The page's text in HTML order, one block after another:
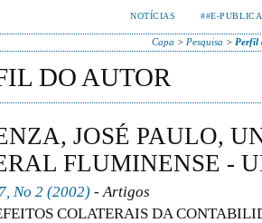
NOTÍCIAS ##E-
Capa > Pesquisa > Perfil
DO AUTOR
JOSÉ PAULO,
FLUMINENSE -
No 2 (2002) - Artigos
COLATERAIS DA